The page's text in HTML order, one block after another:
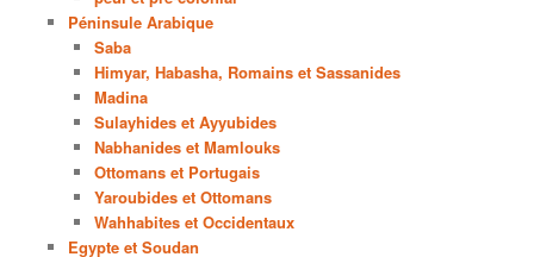
Péninsule Arabique
Saba
Himyar, Habasha, Romains et Sassanides
Madina
Sulayhides et Ayyubides
Nabhanides et Mamlouks
Ottomans et Portugais
Yaroubides et Ottomans
Wahhabites et Occidentaux
Egypte et Soudan